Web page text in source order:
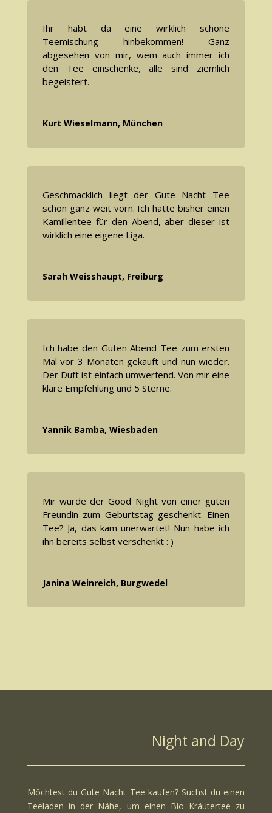
Ihr habt da eine wirklich schöne
Teemischung hinbekommen! Ganz
abgesehen von mir, wem auch immer ich
den Tee einschenke, alle sind ziemlich
begeistert.
Kurt Wieselmann, München
Geschmacklich liegt der Gute Nacht Tee
schon ganz weit vorn. Ich hatte bisher einen
Kamillentee für den Abend, aber dieser ist
wirklich eine eigene Liga.
Sarah Weisshaupt, Freiburg
Ich habe den Guten Abend Tee zum ersten
Mal vor 3 Monaten gekauft und nun wieder.
Der Duft ist einfach umwerfend. Von mir eine
klare Empfehlung und 5 Sterne.
Yannik Bamba, Wiesbaden
Mir wurde der Good Night von einer guten
Freundin zum Geburtstag geschenkt. Einen
Tee? Ja, das kam unerwartet! Nun habe ich
ihn bereits selbst verschenkt : )
Janina Weinreich, Burgwedel
Night and Day
Möchtest du Gute Nacht Tee kaufen? Suchst du einen
Teeladen in der Nähe, um einen Bio Kräutertee zu